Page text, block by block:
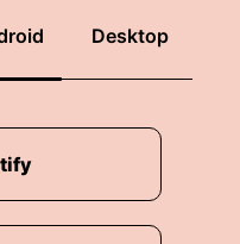
Desktop